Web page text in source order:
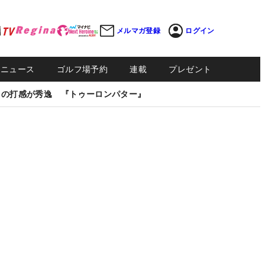
メルマガ登録 ログイン
ュース ゴルフ場予約 連載 プレゼント
打感が秀逸 『トゥーロンパター』